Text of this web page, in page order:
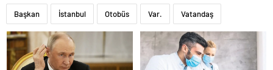
Başkan İstanbul Otobüs Var. Vatandaş